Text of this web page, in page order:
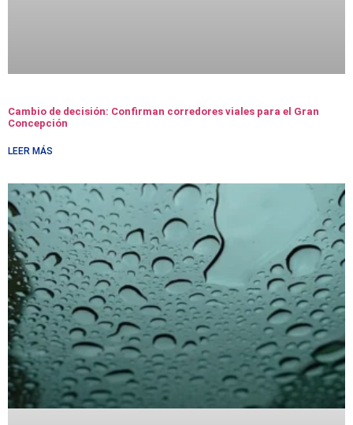
Cambio de decisión: Confirman corredores viales para el Gran
Concepción
LEER MÁS